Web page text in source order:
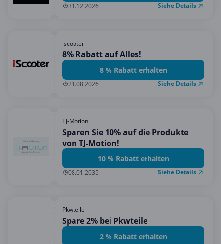
31.12.2026 Siehe Details
iscooter
8% Rabatt auf Alles!
8 % Rabatt erhalten
21.08.2026 Siehe Details
TJ-Motion
Sparen Sie 10% auf die Produkte
von TJ-Motion!
10 % Rabatt erhalten
08.01.2035 Siehe Details
Pkwteile
Spare 2% bei Pkwteile
2 % Rabatt erhalten